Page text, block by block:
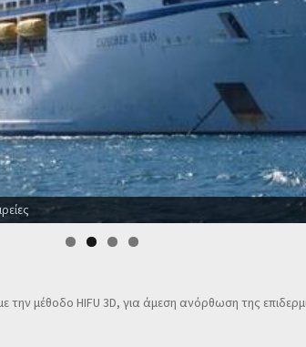
μέθοδο HIFU 3D, για άμεση ανόρθωση της